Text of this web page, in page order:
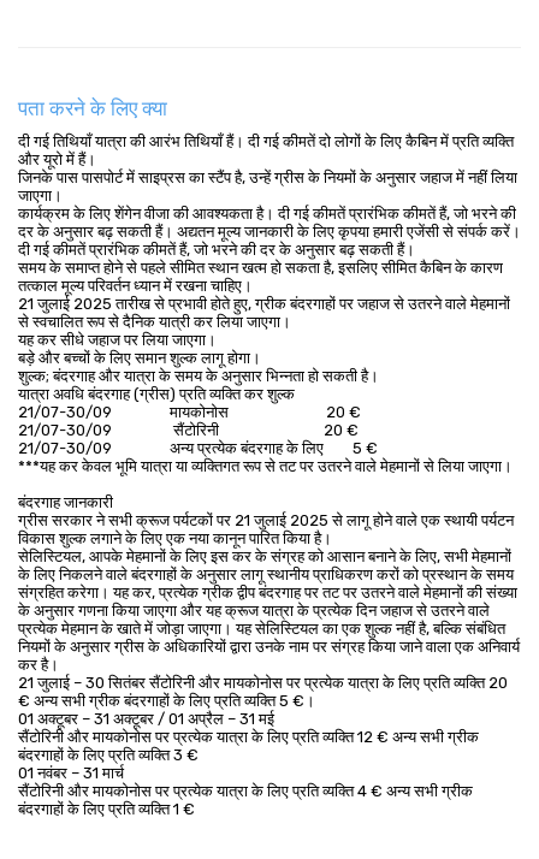
पता करने के लिए क्या
दी गई तिथियाँ यात्रा की आरंभ तिथियाँ हैं। दी गई कीमतें दो लोगों के लिए कैबिन में प्रति व्यक्ति
और यूरो में हैं।
जिनके पास पासपोर्ट में साइप्रस का स्टैंप है, उन्हें ग्रीस के नियमों के अनुसार जहाज में नहीं लिया
जाएगा।
कार्यक्रम के लिए शेंगेन वीजा की आवश्यकता है। दी गई कीमतें प्रारंभिक कीमतें हैं, जो भरने की
दर के अनुसार बढ़ सकती हैं। अद्यतन मूल्य जानकारी के लिए कृपया हमारी एजेंसी से संपर्क करें।
दी गई कीमतें प्रारंभिक कीमतें हैं, जो भरने की दर के अनुसार बढ़ सकती हैं।
समय के समाप्त होने से पहले सीमित स्थान खत्म हो सकता है, इसलिए सीमित कैबिन के कारण
तत्काल मूल्य परिवर्तन ध्यान में रखना चाहिए।
21 जुलाई 2025 तारीख से प्रभावी होते हुए, ग्रीक बंदरगाहों पर जहाज से उतरने वाले मेहमानों
से स्वचालित रूप से दैनिक यात्री कर लिया जाएगा।
यह कर सीधे जहाज पर लिया जाएगा।
बड़े और बच्चों के लिए समान शुल्क लागू होगा।
शुल्क; बंदरगाह और यात्रा के समय के अनुसार भिन्नता हो सकती है।
यात्रा अवधि बंदरगाह (ग्रीस) प्रति व्यक्ति कर शुल्क
21/07-30/09 मायकोनोस 20 €
21/07-30/09 सैंटोरिनी 20 €
21/07-30/09 अन्य प्रत्येक बंदरगाह के लिए 5 €
***यह कर केवल भूमि यात्रा या व्यक्तिगत रूप से तट पर उतरने वाले मेहमानों से लिया जाएगा।
बंदरगाह जानकारी
ग्रीस सरकार ने सभी क्रूज पर्यटकों पर 21 जुलाई 2025 से लागू होने वाले एक स्थायी पर्यटन
विकास शुल्क लगाने के लिए एक नया कानून पारित किया है।
सेलिस्टियल, आपके मेहमानों के लिए इस कर के संग्रह को आसान बनाने के लिए, सभी मेहमानों
के लिए निकलने वाले बंदरगाहों के अनुसार लागू स्थानीय प्राधिकरण करों को प्रस्थान के समय
संग्रहित करेगा। यह कर, प्रत्येक ग्रीक द्वीप बंदरगाह पर तट पर उतरने वाले मेहमानों की संख्या
के अनुसार गणना किया जाएगा और यह क्रूज यात्रा के प्रत्येक दिन जहाज से उतरने वाले
प्रत्येक मेहमान के खाते में जोड़ा जाएगा। यह सेलिस्टियल का एक शुल्क नहीं है, बल्कि संबंधित
नियमों के अनुसार ग्रीस के अधिकारियों द्वारा उनके नाम पर संग्रह किया जाने वाला एक अनिवार्य
कर है।
21 जुलाई – 30 सितंबर सैंटोरिनी और मायकोनोस पर प्रत्येक यात्रा के लिए प्रति व्यक्ति 20
€ अन्य सभी ग्रीक बंदरगाहों के लिए प्रति व्यक्ति 5 €।
01 अक्टूबर – 31 अक्टूबर / 01 अप्रैल – 31 मई
सैंटोरिनी और मायकोनोस पर प्रत्येक यात्रा के लिए प्रति व्यक्ति 12 € अन्य सभी ग्रीक
बंदरगाहों के लिए प्रति व्यक्ति 3 €
01 नवंबर – 31 मार्च
सैंटोरिनी और मायकोनोस पर प्रत्येक यात्रा के लिए प्रति व्यक्ति 4 € अन्य सभी ग्रीक
बंदरगाहों के लिए प्रति व्यक्ति 1 €